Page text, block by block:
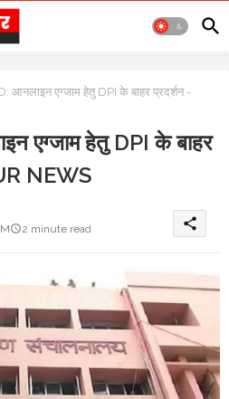
आनलाइन एग्जाम हेतु DPI के बाहर प्रदर्शन -
एग्जाम हेतु DPI के बाहर
NEWS
2 minute read share